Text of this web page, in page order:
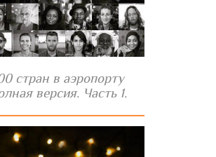
стран в аэропорту
версия. Часть 1.